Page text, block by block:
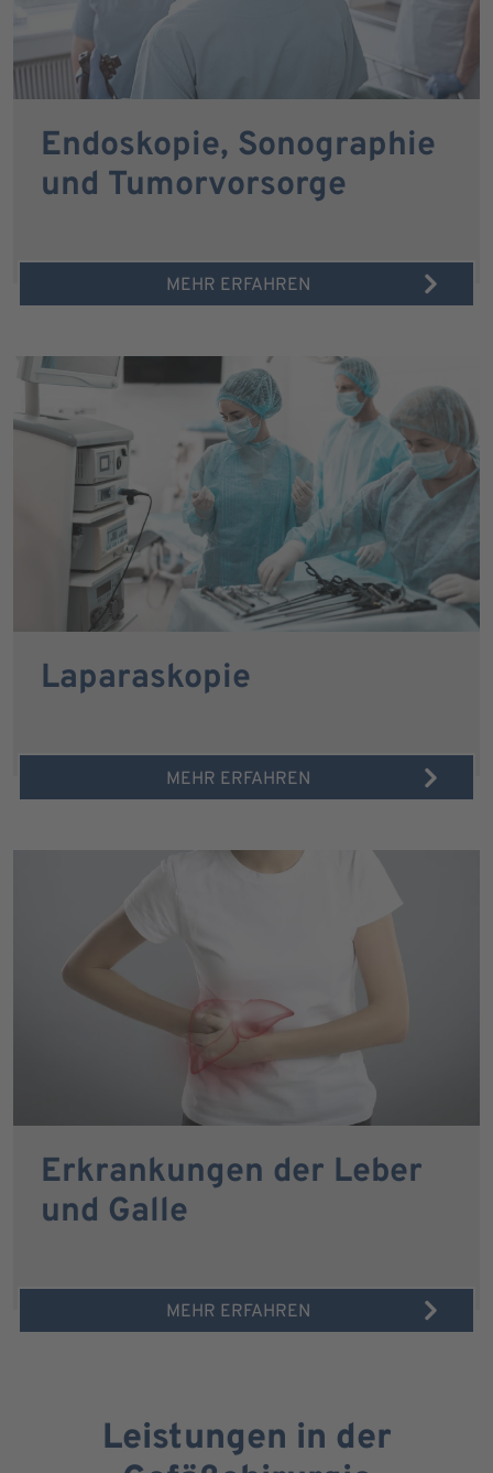
Endoskopie, Sonographie
und Tumorvorsorge
MEHR ERFAHREN
Laparaskopie
MEHR ERFAHREN
Erkrankungen der Leber
und Galle
MEHR ERFAHREN
Leistungen in der